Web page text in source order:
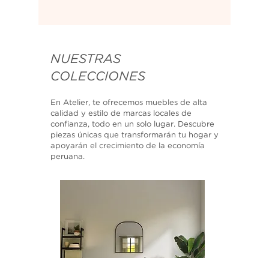
NUESTRAS
COLECCIONES
En Atelier, te ofrecemos muebles de alta
calidad y estilo de marcas locales de
confianza, todo en un solo lugar. Descubre
piezas únicas que transformarán tu hogar y
apoyarán el crecimiento de la economía
peruana.